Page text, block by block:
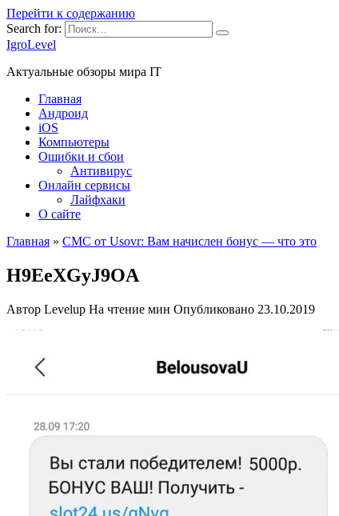
Перейти к содержанию
Search for:
IgroLevel
Актуальные обзоры мира IT
Главная
Андроид
iOS
Компьютеры
Ошибки и сбои
Антивирус
Онлайн сервисы
Лайфхаки
О сайте
Главная » СМС от Usovr: Вам начислен бонус — что это
H9EeXGyJ9OA
Автор Levelup На чтение мин Опубликовано 23.10.2019